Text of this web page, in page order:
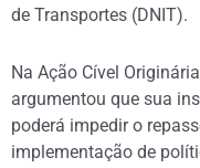
de Transportes (DNIT).
Na Ação Cível
argumentou que sua
poderá impedir o
implementação de